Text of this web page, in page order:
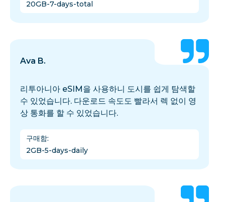
20GB-7-days-total
Ava B.
리투아니아 eSIM을 사용하니 도시를 쉽게 탐색할
수 있었습니다. 다운로드 속도도 빨라서 렉 없이 영
상 통화를 할 수 있었습니다.
구매함:
2GB-5-days-daily